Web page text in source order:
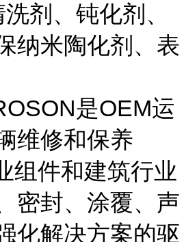
剂、钝化剂、
纳米陶化剂、表
是OEM运
维修和保养
组件和建筑行业
密封、涂覆、声
化解决方案的驱